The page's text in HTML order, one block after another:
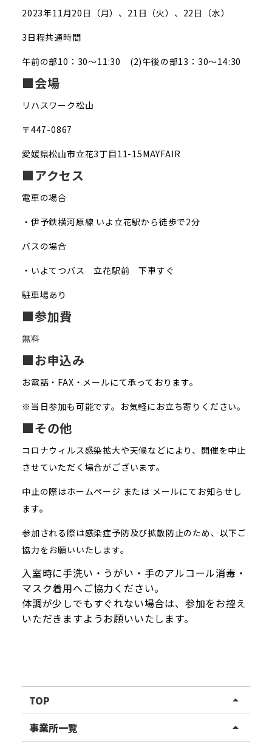
2023年11月20日（月）、21日（火）、22日（水）
3日程共通時間
午前の部10：30～11:30 (2)午後の部13：30～14:30
■会場
リハスワーク松山
〒447-0867
愛媛県松山市立花3丁目11-15MAYFAIR
■アクセス
電車の場合
・伊予鉄横河原線 いよ立花駅から徒歩で2分
バスの場合
・いよてつバス 立花駅前 下車すぐ
駐車場あり
■参加費
無料
■お申込み
お電話・FAX・メールにて承っております。
※当日参加も可能です。お気軽にお立ち寄りください。
■その他
コロナウィルス感染拡大や天候などにより、開催を中止
させていただく場合がございます。
中止の際はホームページ または メールにてお知らせし
ます。
参加される際は感染症予防及び拡散防止のため、以下ご
協力をお願いいたします。
入室時に手洗い・うがい・手のアルコール消毒・
マスク着用へご協力ください。
体調が少しでもすぐれない場合は、参加をお控え
いただきますようお願いいたします。
TOP arrow_drop_up
リハスワーク
事業所一覧 arrow_drop_up